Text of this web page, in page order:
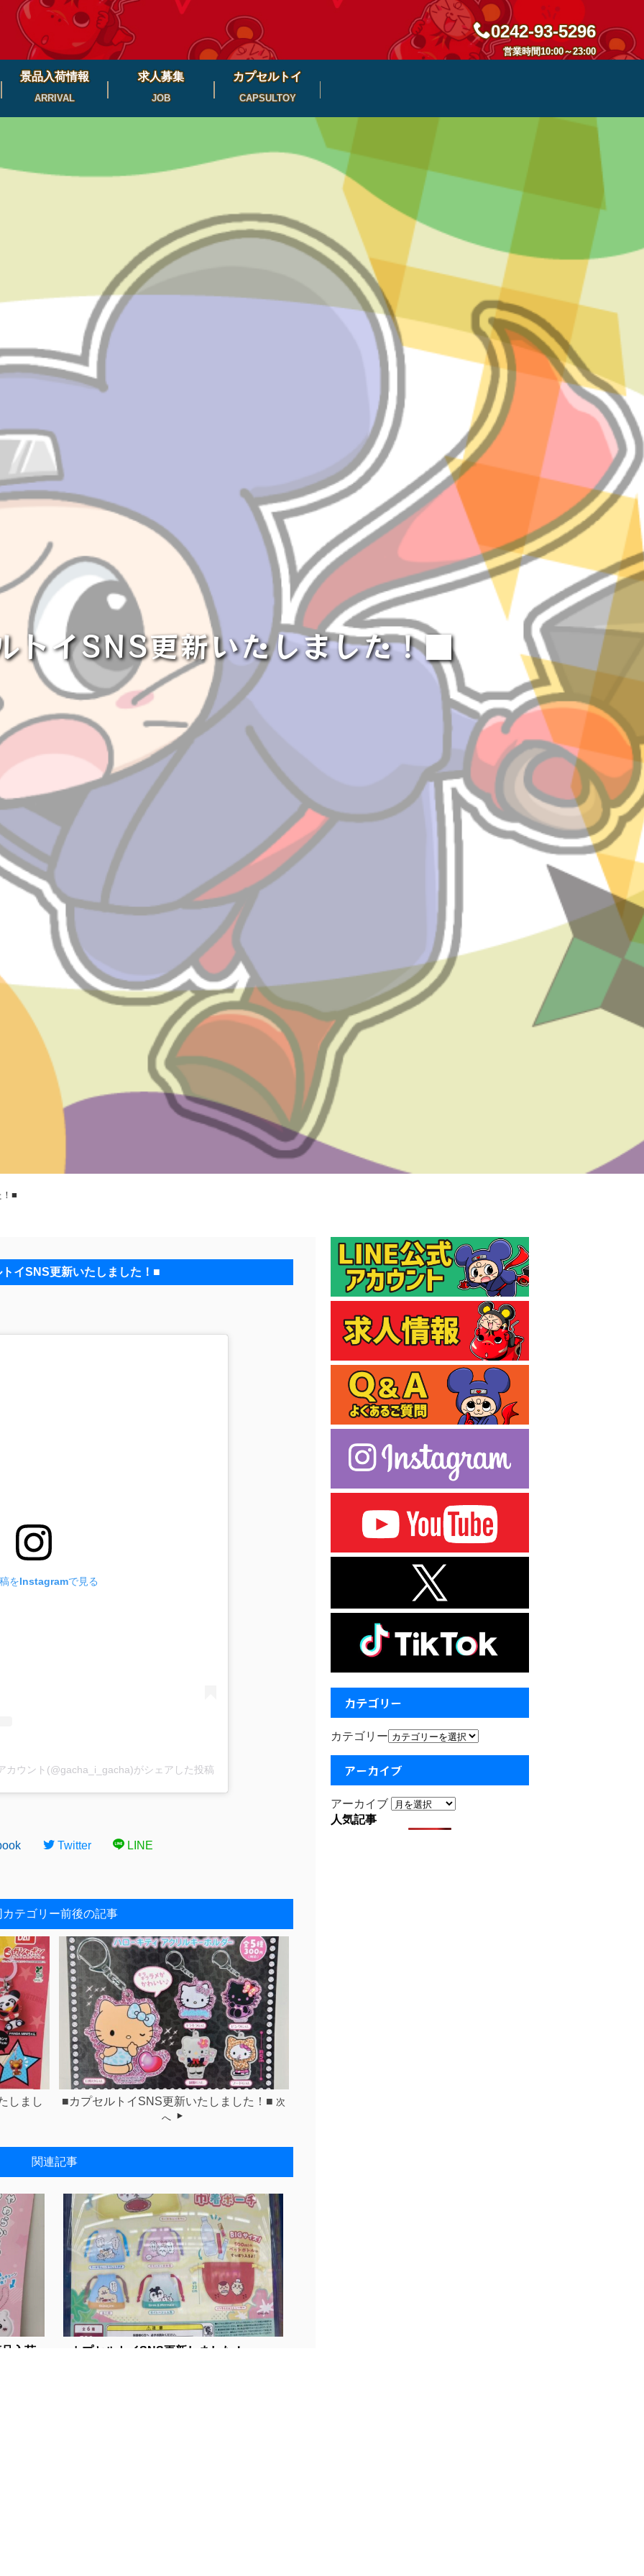
0242-93-5296
営業時間10:00～23:00
景品入荷情報
ARRIVAL
求人募集
JOB
カプセルトイ
CAPSULTOY
トイSNS更新いたしました！■
！■
イSNS更新いたしました！■
をInstagramで見る
カウント(@gacha_i_gacha)がシェアした投稿
Twitter LINE
カテゴリー前後の記事
しまし ■カプセルトイSNS更新いたしました！■ 次
へ
関連記事
入荷... ■カプセルトイSNS更新しました！■...
カテゴリー
カテゴリー
アーカイブ
アーカイブ
人気記事